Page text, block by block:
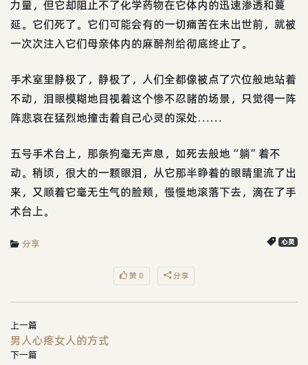
力量，但它却阻止不了化学药物在它体内的迅速渗透和蔓
延。它们死了。它们可能会有的一切痛苦在未出世前，就被
一次次注入它们母亲体内的麻醉剂给彻底终止了。
手术室里静极了，静极了，人们全都像被点了穴位般地站着
不动，泪眼模糊地目视着这个惨不忍睹的场景，只觉得一阵
阵悲哀在猛烈地撞击着自己心灵的深处……
五号手术台上，那条狗毫无声息，如死去般地“躺”着不
动。稍顷，很大的一颗眼泪，从它那半睁着的眼睛里流了出
来，又顺着它毫无生气的脸颊，慢慢地滚落下去，滴在了手
术台上。
分享 心灵
赞 0 分享
上一篇
男人心疼女人的方式
下一篇